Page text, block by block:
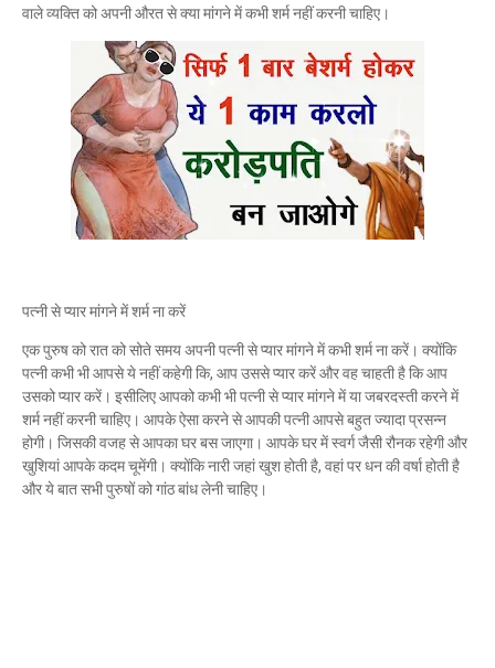
वाले व्यक्ति को अपनी औरत से क्या मांगने में कभी शर्म नहीं करनी चाहिए।
पत्नी से प्यार मांगने में शर्म ना करें
एक पुरुष को रात को सोते समय अपनी पत्नी से प्यार मांगने में कभी शर्म ना करें। क्योंकि
पत्नी कभी भी आपसे ये नहीं कहेगी कि, आप उससे प्यार करें और वह चाहती है कि आप
उसको प्यार करें। इसीलिए आपको कभी भी पत्नी से प्यार मांगने में या जबरदस्ती करने में
शर्म नहीं करनी चाहिए। आपके ऐसा करने से आपकी पत्नी आपसे बहुत ज्यादा प्रसन्न
होगी। जिसकी वजह से आपका घर बस जाएगा। आपके घर में स्वर्ग जैसी रौनक रहेगी और
खुशियां आपके कदम चूमेंगी। क्योंकि नारी जहां खुश होती है, वहां पर धन की वर्षा होती है
और ये बात सभी पुरुषों को गांठ बांध लेनी चाहिए।